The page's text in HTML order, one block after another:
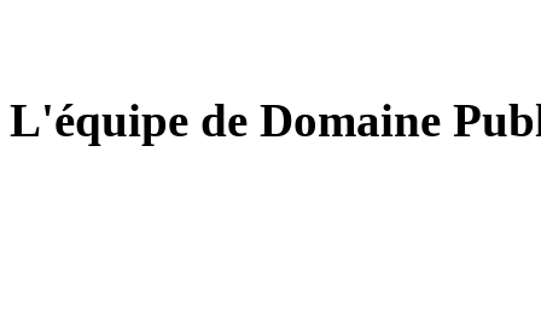
L'équipe de Domaine